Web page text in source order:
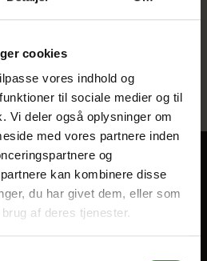
cookies
vores indhold og
til sociale medier og til
Vi deler også oplysninger om
med vores partnere inden
og
kan kombinere disse
du har givet dem, eller som
af deres tjenester.
fra udveksling med